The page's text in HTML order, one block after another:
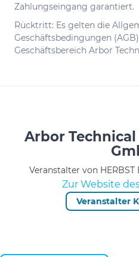
Zahlungseingang garantiert.
Rücktritt: Es gelten die
Geschäftsbedingungen
Geschäftsbereich Arbor
Arbor
Veranstalter von
Zur Website
Veranstalter